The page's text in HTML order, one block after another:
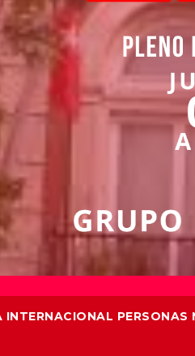
INTERNACIONAL PERSONAS